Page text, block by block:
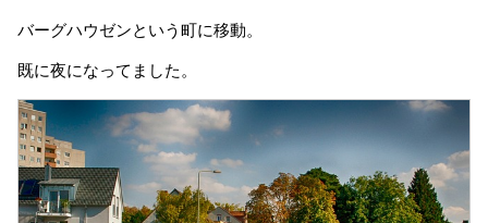
バーグハウゼンという町に移動。
既に夜になってました。